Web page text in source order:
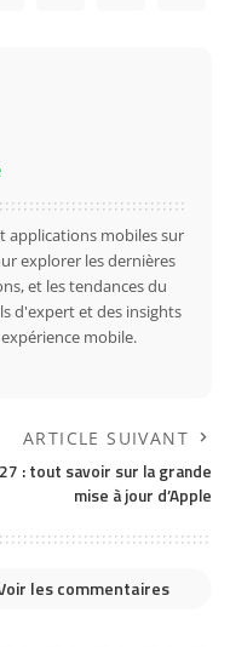
applications mobiles sur
explorer les dernières
et les tendances du
d'expert et des insights
mobile.
ARTICLE SUIVANT
: tout savoir sur la grande
mise à jour d’Apple
les commentaires